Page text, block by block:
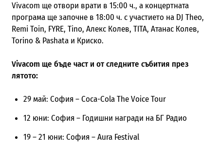
Vivacom ще отвори врати в 15:00 ч., а концертната
програма ще започне в 18:00 ч. с участието на DJ Theo,
Remi Toin, FYRE, Tino, Алекс Колев, TITA, Атанас Колев,
Torino & Pashata и Криско.
Vivacom ще бъде част и от следните събития през
лятото:
29 май: София – Coca-Cola The Voice Tour
12 юни: София – Годишни награди на БГ Радио
19 – 21 юни: София – Aura Festival